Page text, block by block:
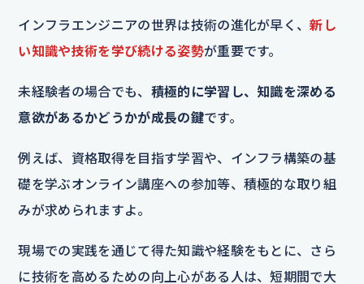
インフラエンジニアの世界は技術の進化が早く、新し
い知識や技術を学び続ける姿勢が重要です。
未経験者の場合でも、 積極的に学習し、知識を深める
意欲があるかどうかが成長の鍵です。
例えば、資格取得を目指す学習や、インフラ構築の基
礎を学ぶオンライン講座への参加等、積極的な取り組
みが求められますよ。
現場での実践を通じて得た知識や経験をもとに、さら
に技術を高めるための向上心がある人は、短期間で大